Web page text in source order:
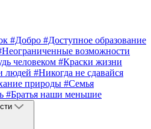
#Добро #Доступное образование
возможности
человеком #Краски жизни
людей #Никогда не сдавайся
природы #Семья
#Братья наши меньшие